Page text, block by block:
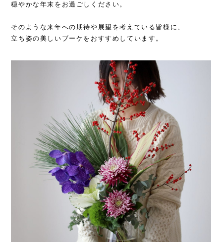
穏やかな年末をお過ごしください。
そのような来年への期待や展望を考えている皆様に、
立ち姿の美しいブーケをおすすめしています。